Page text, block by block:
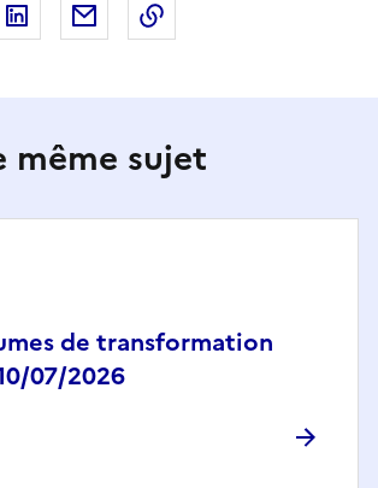
Facebooksur X (anciennement Twitter)
Partager sur LinkedIn
Partager par email
même sujet
de transformation
07/2026